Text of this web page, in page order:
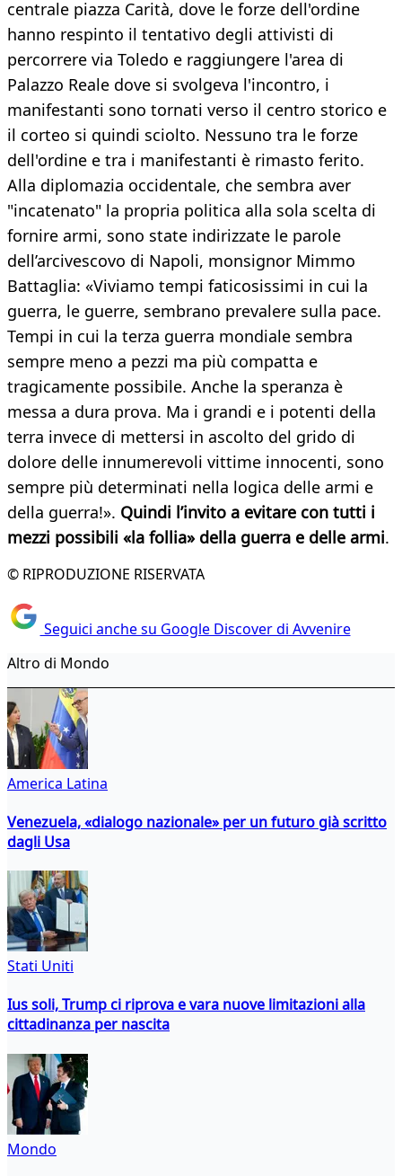
centrale piazza Carità, dove le forze dell'ordine
hanno respinto il tentativo degli attivisti di
percorrere via Toledo e raggiungere l'area di
Palazzo Reale dove si svolgeva l'incontro, i
manifestanti sono tornati verso il centro storico e
il corteo si quindi sciolto. Nessuno tra le forze
dell'ordine e tra i manifestanti è rimasto ferito.
Alla diplomazia occidentale, che sembra aver
"incatenato" la propria politica alla sola scelta di
fornire armi, sono state indirizzate le parole
dell’arcivescovo di Napoli, monsignor Mimmo
Battaglia: «Viviamo tempi faticosissimi in cui la
guerra, le guerre, sembrano prevalere sulla pace.
Tempi in cui la terza guerra mondiale sembra
sempre meno a pezzi ma più compatta e
tragicamente possibile. Anche la speranza è
messa a dura prova. Ma i grandi e i potenti della
terra invece di mettersi in ascolto del grido di
dolore delle innumerevoli vittime innocenti, sono
sempre più determinati nella logica delle armi e
della guerra!». Quindi l’invito a evitare con tutti i
mezzi possibili «la follia» della guerra e delle armi.
© RIPRODUZIONE RISERVATA
Seguici anche su Google Discover di Avvenire
Altro di Mondo
America Latina
Venezuela, «dialogo nazionale» per un futuro già scritto
dagli Usa
Stati Uniti
Ius soli, Trump ci riprova e vara nuove limitazioni alla
cittadinanza per nascita
Mondo